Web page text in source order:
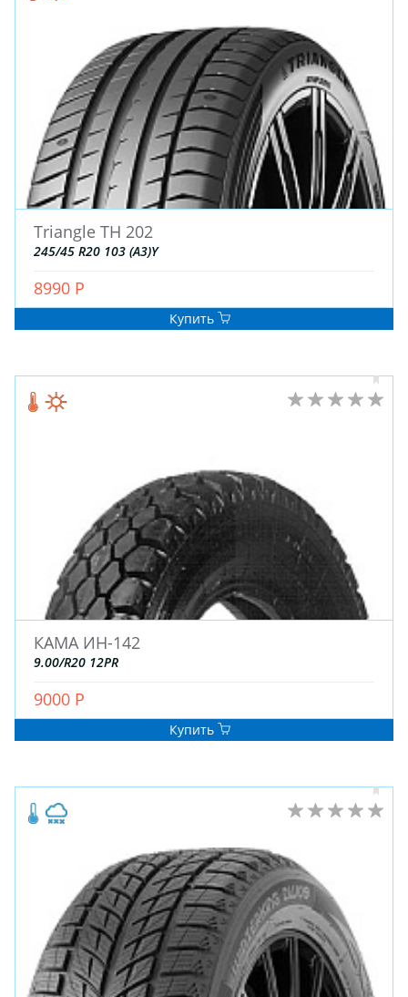
Triangle TH 202
245/45 R20 103 (A3)Y
8990 Р
Купить
КАМА ИН-142
9.00/R20 12PR
9000 Р
Купить